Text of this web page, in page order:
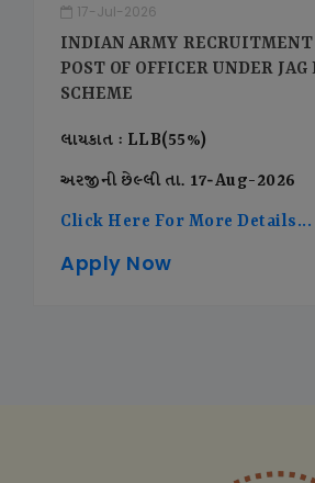
17-Jul-2026
INDIAN ARMY RECRUITMENT
POST OF OFFICER UNDER JAG
SCHEME
લાયકાત : LLB(55%)
અરજીની છેલ્લી તા. 17-Aug-2026
Click Here For More Details...
Apply Now